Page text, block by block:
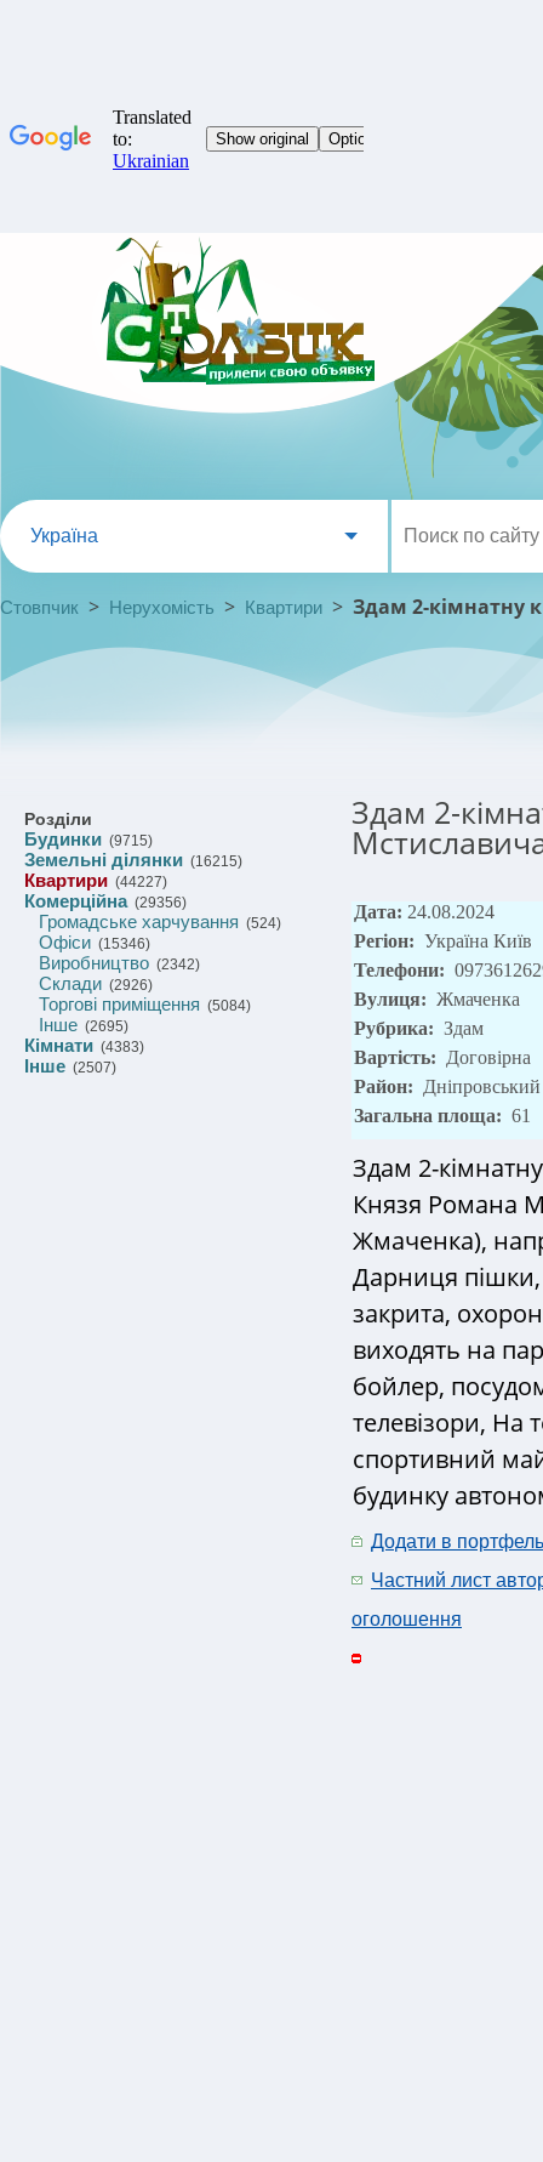
Україна
Стовпчик > Нерухомість > Квартири > Здам 2-кімнатну
Розділи
Будинки (9715)
Земельні ділянки (16215)
Квартири (44227)
Комерційна(29356)
Громадське харчування (524)
Офіси (15346)
Виробництво (2342)
Склади (2926)
Торгові приміщення (5084)
Інше (2695)
Кімнати (4383)
Інше (2507)
Здам 2-
Дата: 24.08.2024
Регіон: Україна Київ
Телефони:
Вулиця: Жмаченка
Рубрика: Здам
Вартість: Договірна
Район: Дніпровський
Загальна площа: 61
Здам 2-
Князя Романа
Жмаченка),
Дарниця пішки,
закрита,
виходять на
бойлер,
телевізори, На
спортивний
будинку
Додати в портфель
Частний лист
оголошення